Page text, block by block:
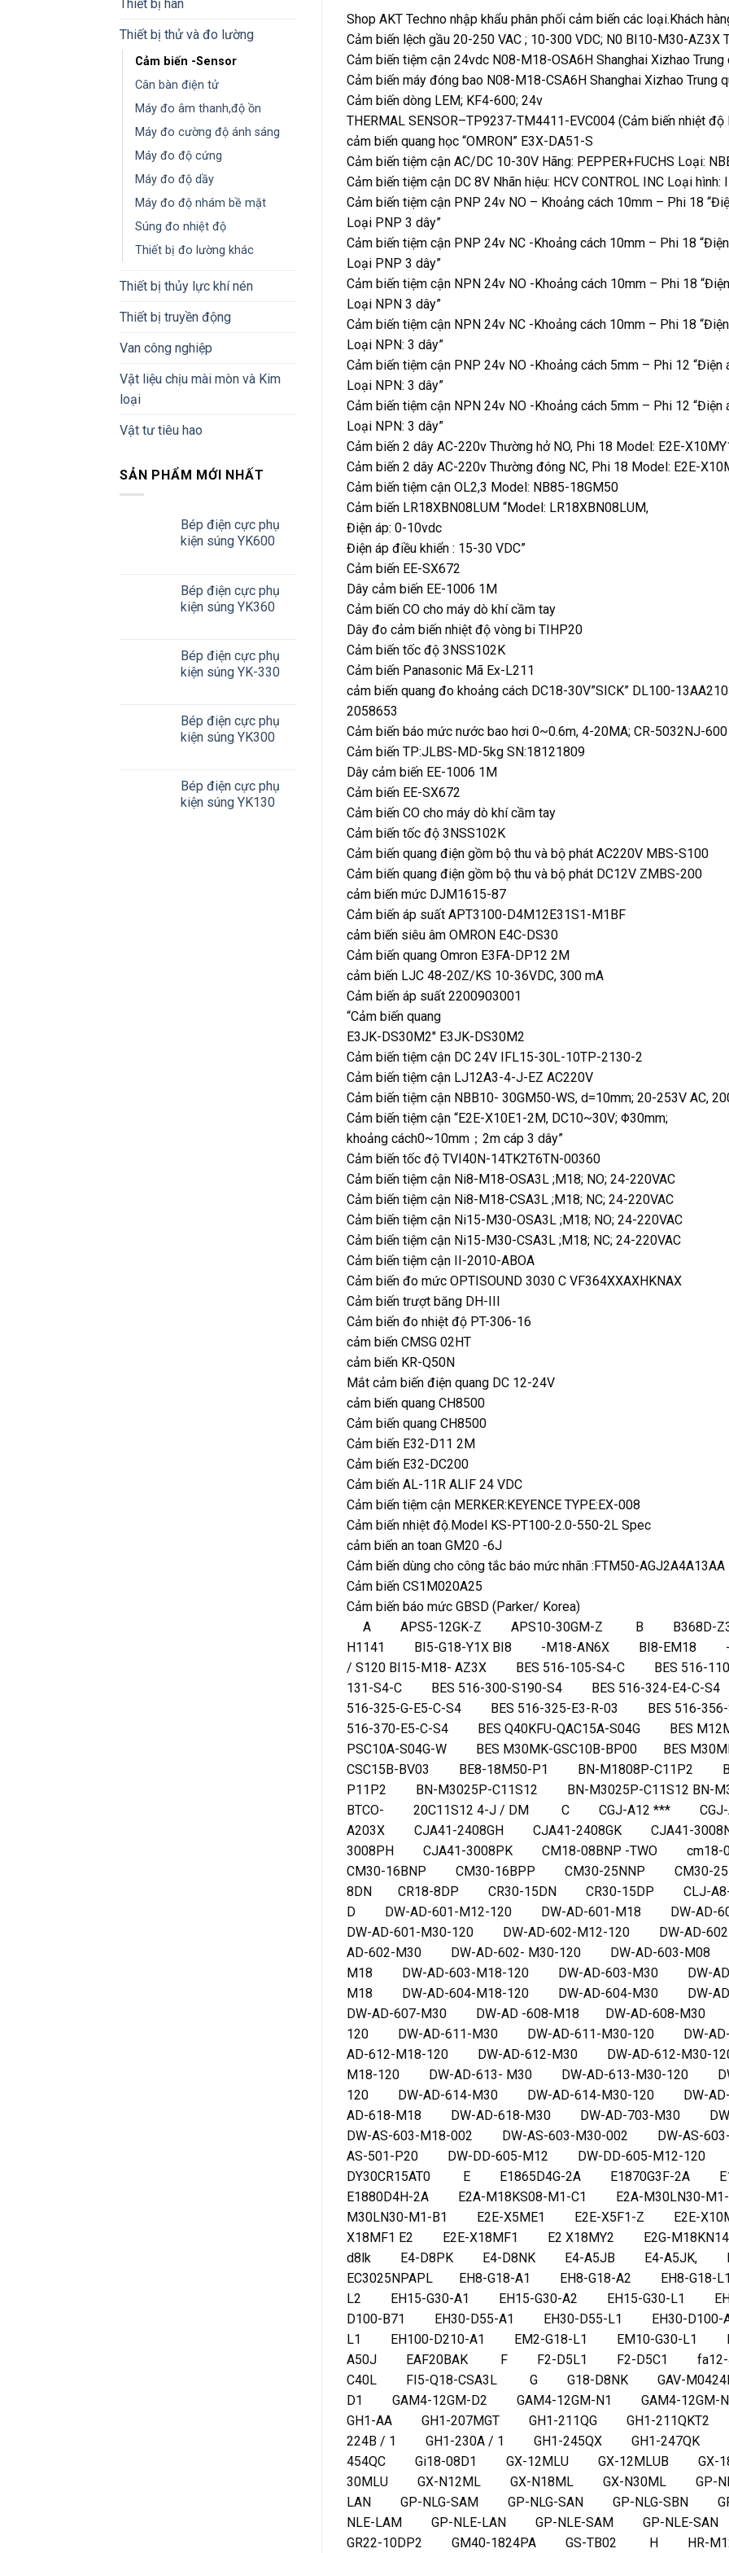
Thiết bị hàn
Thiết bị thử và đo lường
Cảm biến -Sensor
Cân bàn điện tử
Máy đo âm thanh,độ ồn
Máy đo cường độ ánh sáng
Máy đo độ cứng
Máy đo độ dầy
Máy đo độ nhám bề mặt
Súng đo nhiệt độ
Thiết bị đo lường khác
Thiết bị thủy lực khí nén
Thiết bị truyền động
Van công nghiệp
Vật liệu chịu mài mòn và Kim
loại
Vật tư tiêu hao
SẢN PHẨM MỚI NHẤT
Bép điện cực phụ
kiện súng YK600
Bép điện cực phụ
kiện súng YK360
Bép điện cực phụ
kiện súng YK-330
Bép điện cực phụ
kiện súng YK300
Bép điện cực phụ
kiện súng YK130
Shop AKT Techno nhập khẩu phân phối cảm biến các loại.Khách
Cảm biến lệch gầu 20-250 VAC ; 10-300 VDC; N0 BI10-M30-AZ3X
Cảm biến tiệm cận 24vdc N08-M18-OSA6H Shanghai Xizhao Trung
Cảm biến máy đóng bao N08-M18-CSA6H Shanghai Xizhao Trung
Cảm biến dòng LEM; KF4-600; 24v
THERMAL SENSOR–TP9237-TM4411-EVC004 (Cảm biến nhiệt
cảm biến quang học “OMRON” E3X-DA51-S
Cảm biến tiệm cận AC/DC 10-30V Hãng: PEPPER+FUCHS Loại:
Cảm biến tiệm cận DC 8V Nhãn hiệu: HCV CONTROL INC Loại
Cảm biến tiệm cận PNP 24v NO – Khoảng cách 10mm – Phi 18
Loại PNP 3 dây”
Cảm biến tiệm cận PNP 24v NC -Khoảng cách 10mm – Phi 18
Loại PNP 3 dây”
Cảm biến tiệm cận NPN 24v NO -Khoảng cách 10mm – Phi 18
Loại NPN 3 dây”
Cảm biến tiệm cận NPN 24v NC -Khoảng cách 10mm – Phi 18
Loại NPN: 3 dây”
Cảm biến tiệm cận PNP 24v NO -Khoảng cách 5mm – Phi 12 “Điện
Loại NPN: 3 dây”
Cảm biến tiệm cận NPN 24v NO -Khoảng cách 5mm – Phi 12 “Điện
Loại NPN: 3 dây”
Cảm biến 2 dây AC-220v Thường hở NO, Phi 18 Model: E2E-
Cảm biến 2 dây AC-220v Thường đóng NC, Phi 18 Model: E2E-
Cảm biến tiệm cận OL2,3 Model: NB85-18GM50
Cảm biến LR18XBN08LUM “Model: LR18XBN08LUM,
Điện áp: 0-10vdc
Điện áp điều khiển : 15-30 VDC”
Cảm biến EE-SX672
Dây cảm biến EE-1006 1M
Cảm biến CO cho máy dò khí cầm tay
Dây đo cảm biến nhiệt độ vòng bi TIHP20
Cảm biến tốc độ 3NSS102K
Cảm biến Panasonic Mã Ex-L211
cảm biến quang đo khoảng cách DC18-30V”SICK” DL100-
2058653
Cảm biến báo mức nước bao hơi 0~0.6m, 4-20MA; CR-5032NJ-600
Cảm biến TP:JLBS-MD-5kg SN:18121809
Dây cảm biến EE-1006 1M
Cảm biến EE-SX672
Cảm biến CO cho máy dò khí cầm tay
Cảm biến tốc độ 3NSS102K
Cảm biến quang điện gồm bộ thu và bộ phát AC220V MBS-S100
Cảm biến quang điện gồm bộ thu và bộ phát DC12V ZMBS-200
cảm biến mức DJM1615-87
Cảm biến áp suất APT3100-D4M12E31S1-M1BF
cảm biến siêu âm OMRON E4C-DS30
Cảm biến quang Omron E3FA-DP12 2M
cảm biến LJC 48-20Z/KS 10-36VDC, 300 mA
Cảm biến áp suất 2200903001
“Cảm biến quang
E3JK-DS30M2″ E3JK-DS30M2
Cảm biến tiệm cận DC 24V IFL15-30L-10TP-2130-2
Cảm biến tiệm cận LJ12A3-4-J-EZ AC220V
Cảm biến tiệm cận NBB10- 30GM50-WS, d=10mm; 20-253V AC,
Cảm biến tiệm cận “E2E-X10E1-2M, DC10~30V; Φ30mm;
khoảng cách0~10mm；2m cáp 3 dây”
Cảm biến tốc độ TVI40N-14TK2T6TN-00360
Cảm biến tiệm cận Ni8-M18-OSA3L ;M18; NO; 24-220VAC
Cảm biến tiệm cận Ni8-M18-CSA3L ;M18; NC; 24-220VAC
Cảm biến tiệm cận Ni15-M30-OSA3L ;M18; NO; 24-220VAC
Cảm biến tiệm cận Ni15-M30-CSA3L ;M18; NC; 24-220VAC
Cảm biến tiệm cận II-2010-ABOA
Cảm biến đo mức OPTISOUND 3030 C VF364XXAXHKNAX
Cảm biến trượt băng DH-III
Cảm biến đo nhiệt độ PT-306-16
cảm biến CMSG 02HT
cảm biến KR-Q50N
Mắt cảm biến điện quang DC 12-24V
cảm biến quang CH8500
Cảm biến quang CH8500
Cảm biến E32-D11 2M
Cảm biến E32-DC200
Cảm biến AL-11R ALIF 24 VDC
Cảm biến tiệm cận MERKER:KEYENCE TYPE:EX-008
Cảm biến nhiệt độ.Model KS-PT100-2.0-550-2L Spec
cảm biến an toan GM20 -6J
Cảm biến dùng cho công tắc báo mức nhãn :FTM50-AGJ2A4A13AA
Cảm biến CS1M020A25
Cảm biến báo mức GBSD (Parker/ Korea)
A APS5-12GK-Z APS10-30GM-Z B B368D-
H1141 BI5-G18-Y1X BI8 -M18-AN6X BI8-EM18 -
/ S120 BI15-M18- AZ3X BES 516-105-S4-C BES 516-
131-S4-C BES 516-300-S190-S4 BES 516-324-E4-C-
516-325-G-E5-C-S4 BES 516-325-E3-R-03 BES 516-
516-370-E5-C-S4 BES Q40KFU-QAC15A-S04G BES
PSC10A-S04G-W BES M30MK-GSC10B-BP00 BES
CSC15B-BV03 BE8-18M50-P1 BN-M1808P-C11P2
P11P2 BN-M3025P-C11S12 BN-M3025P-C11S12
BTCO- 20C11S12 4-J / DM C CGJ-A12 *** CGJ-
A203X CJA41-2408GH CJA41-2408GK CJA41-
3008PH CJA41-3008PK CM18-08BNP -TWO
CM30-16BNP CM30-16BPP CM30-25NNP CM30-
8DN CR18-8DP CR30-15DN CR30-15DP CLJ-
D DW-AD-601-M12-120 DW-AD-601-M18 DW-AD-
DW-AD-601-M30-120 DW-AD-602-M12-120 DW-AD-
AD-602-M30 DW-AD-602- M30-120 DW-AD-603-M08
M18 DW-AD-603-M18-120 DW-AD-603-M30 DW-
M18 DW-AD-604-M18-120 DW-AD-604-M30 DW-
DW-AD-607-M30 DW-AD -608-M18 DW-AD-608-M30
120 DW-AD-611-M30 DW-AD-611-M30-120 DW-
AD-612-M18-120 DW-AD-612-M30 DW-AD-612-
M18-120 DW-AD-613- M30 DW-AD-613-M30-120
120 DW-AD-614-M30 DW-AD-614-M30-120 DW-
AD-618-M18 DW-AD-618-M30 DW-AD-703-M30
DW-AS-603-M18-002 DW-AS-603-M30-002 DW-AS-
AS-501-P20 DW-DD-605-M12 DW-DD-605-M12-
DY30CR15AT0 E E1865D4G-2A E1870G3F-2A
E1880D4H-2A E2A-M18KS08-M1-C1 E2A-M30LN30-
M30LN30-M1-B1 E2E-X5ME1 E2E-X5F1-Z E2E-
X18MF1 E2 E2E-X18MF1 E2 X18MY2 E2G-
d8lk E4-D8PK E4-D8NK E4-A5JB E4-A5JK,
EC3025NPAPL EH8-G18-A1 EH8-G18-A2 EH8-
L2 EH15-G30-A1 EH15-G30-A2 EH15-G30-L1
D100-B71 EH30-D55-A1 EH30-D55-L1 EH30-
L1 EH100-D210-A1 EM2-G18-L1 EM10-G30-L1
A50J EAF20BAK F F2-D5L1 F2-D5C1 fa12-
C40L FI5-Q18-CSA3L G G18-D8NK GAV-
D1 GAM4-12GM-D2 GAM4-12GM-N1 GAM4-
GH1-AA GH1-207MGT GH1-211QG GH1-
224B / 1 GH1-230A / 1 GH1-245QX GH1-247QK
454QC Gi18-08D1 GX-12MLU GX-12MLUB GX-
30MLU GX-N12ML GX-N18ML GX-N30ML GP-
LAN GP-NLG-SAM GP-NLG-SAN GP-NLG-SBN
NLE-LAM GP-NLE-LAN GP-NLE-SAM GP-NLE-
GR22-10DP2 GM40-1824PA GS-TB02 H HR-